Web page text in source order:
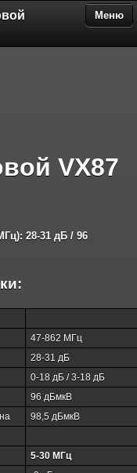
Меню
VX87
28-31 дБ / 96
47-862 МГц
28-31 дБ
0-18 дБ / 3-18 дБ
96 дБмкВ
98,5 дБмкВ
5-30 МГц